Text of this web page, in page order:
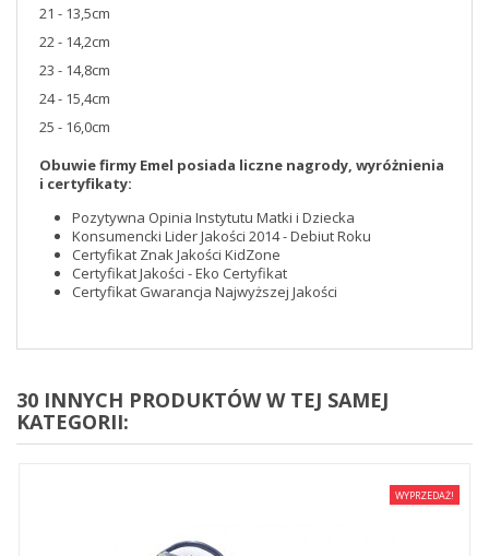
21 - 13,5cm
22 - 14,2cm
23 - 14,8cm
24 - 15,4cm
25 - 16,0cm
Obuwie firmy Emel posiada liczne nagrody, wyróżnienia
i certyfikaty:
Pozytywna Opinia Instytutu Matki i Dziecka
Konsumencki Lider Jakości 2014 - Debiut Roku
Certyfikat Znak Jakości KidZone
Certyfikat Jakości - Eko Certyfikat
Certyfikat Gwarancja Najwyższej Jakości
30 INNYCH PRODUKTÓW W TEJ SAMEJ
KATEGORII:
WYPRZEDAŻ!